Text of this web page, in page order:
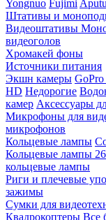
Yongnuo Fujimi
Штативы и
Видеоштативы
видеоголов
Хромакей фоны
Источники питания
Экшн камеры GoPro
HD Недорогие
камер Аксессуары
Микрофоны для
микрофонов
Кольцевые лампы
Кольцевые лампы
кольцевые лампы
Риги и плечевые
зажимы
Сумки для
Квадрокоптеры Все